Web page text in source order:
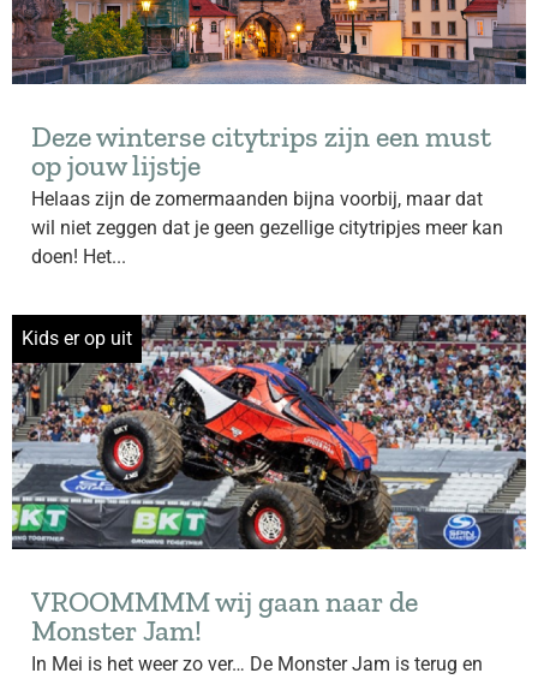
Deze winterse citytrips zijn een must
op jouw lijstje
Helaas zijn de zomermaanden bijna voorbij, maar dat
wil niet zeggen dat je geen gezellige citytripjes meer kan
doen! Het...
Kids er op uit
VROOMMMM wij gaan naar de
Monster Jam!
In Mei is het weer zo ver… De Monster Jam is terug en